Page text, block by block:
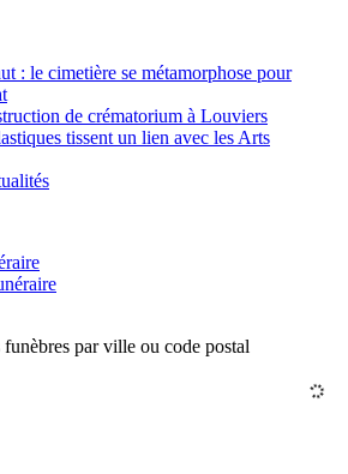
: le cimetière se métamorphose pour
de crématorium à Louviers
tissent un lien avec les Arts
par ville ou code postal